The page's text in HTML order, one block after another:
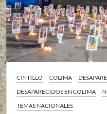
CINTILLO COLIMA
DESAPARECIDOS EN COLIMA
TEMAS NACIONALES